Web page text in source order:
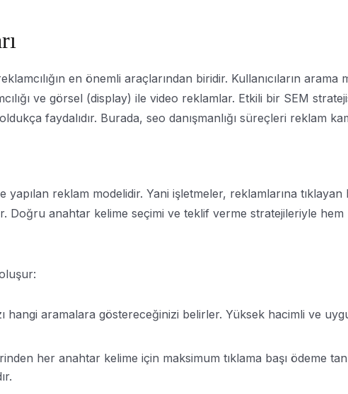
en önemli araçlarından biridir. Kullanıcıların
ve görsel (display) ile video reklamlar. Etkili bir SEM
faydalıdır. Burada, seo danışmanlığı süreçleri reklam
yapılan reklam modelidir. Yani işletmeler, reklamlarına
Doğru anahtar kelime seçimi ve teklif verme stratejileriyle
hangi aramalara göstereceğinizi belirler. Yüksek hacimli ve
her anahtar kelime için maksimum tıklama başı ödeme